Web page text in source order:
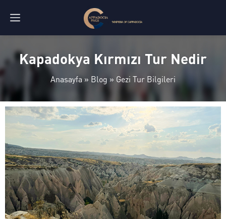
Kapadokya Kırmızı Tur Nedir
Anasayfa» Blog » Gezi Tur Bilgileri